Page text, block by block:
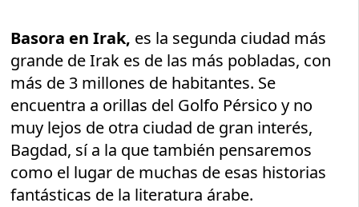
Basora en Irak, es la segunda ciudad más
grande de Irak es de las más pobladas, con
más de 3 millones de habitantes. Se
encuentra a orillas del Golfo Pérsico y no
muy lejos de otra ciudad de gran interés,
Bagdad, sí a la que también pensaremos
como el lugar de muchas de esas historias
fantásticas de la literatura árabe.